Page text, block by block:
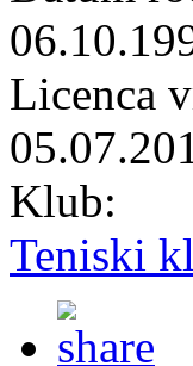
Licenca
Klub:
Teniski